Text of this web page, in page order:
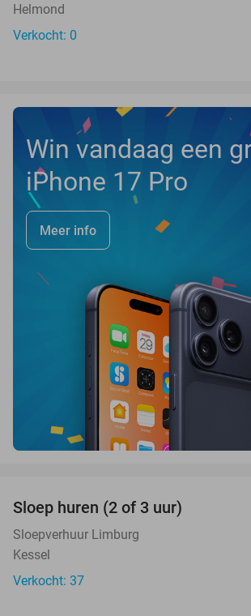
Helmond
Verkocht: 0
Win vandaag een
iPhone 17 Pro
Meer info
Sloep huren (2 of 3 uur)
Sloepverhuur Limburg
Kessel
Verkocht: 37